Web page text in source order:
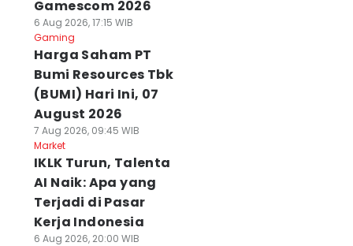
Gamescom 2026
6 Aug 2026, 17:15 WIB
Gaming
Harga Saham PT
Bumi Resources Tbk
(BUMI) Hari Ini, 07
August 2026
7 Aug 2026, 09:45 WIB
Market
IKLK Turun, Talenta
AI Naik: Apa yang
Terjadi di Pasar
Kerja Indonesia
6 Aug 2026, 20:00 WIB